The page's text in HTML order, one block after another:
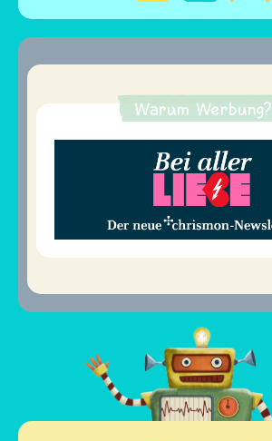
Seitennummerierung
Warum Werbung?